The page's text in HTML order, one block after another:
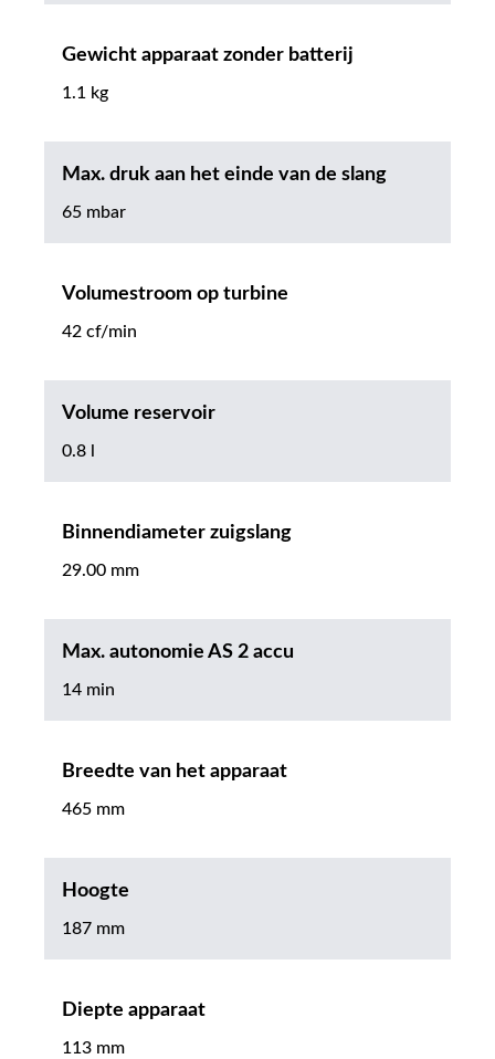
Gewicht apparaat zonder batterij
1.1 kg
Max. druk aan het einde van de slang
65 mbar
Volumestroom op turbine
42 cf/min
Volume reservoir
0.8 l
Binnendiameter zuigslang
29.00 mm
Max. autonomie AS 2 accu
14 min
Breedte van het apparaat
465 mm
Hoogte
187 mm
Diepte apparaat
113 mm